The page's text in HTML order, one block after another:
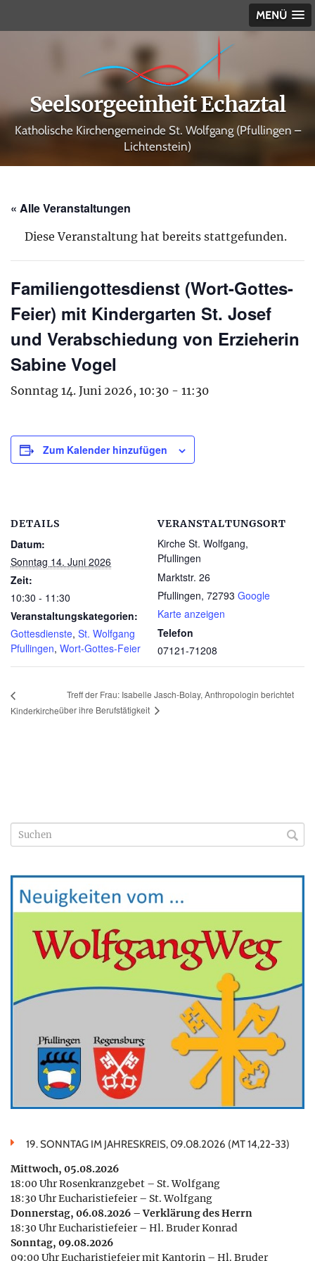
MENÜ
Seelsorgeeinheit Echaztal
Katholische Kirchengemeinde St. Wolfgang (Pfullingen –
Lichtenstein)
« Alle Veranstaltungen
Diese Veranstaltung hat bereits stattgefunden.
Familiengottesdienst (Wort-Gottes-
Feier) mit Kindergarten St. Josef
und Verabschiedung von Erzieherin
Sabine Vogel
Sonntag 14. Juni 2026, 10:30 - 11:30
Zum Kalender hinzufügen
DETAILS
Datum:
Sonntag 14. Juni 2026
Zeit:
10:30 - 11:30
Veranstaltungskategorien:
Gottesdienste, St. Wolfgang
Pfullingen, Wort-Gottes-Feier
VERANSTALTUNGSORT
Kirche St. Wolfgang,
Pfullingen
Marktstr. 26
Pfullingen, 72793 Google
Karte anzeigen
Telefon
07121-71208
Kinderkirche
Treff der Frau: Isabelle Jasch-Bolay, Anthropologin berichtet
über ihre Berufstätigkeit
19. SONNTAG IM JAHRESKREIS, 09.08.2026 (MT 14,22-33)
Mittwoch, 05.08.2026
18:00 Uhr Rosenkranzgebet – St. Wolfgang
18:30 Uhr Eucharistiefeier – St. Wolfgang
Donnerstag, 06.08.2026 – Verklärung des Herrn
18:30 Uhr Eucharistiefeier – Hl. Bruder Konrad
Sonntag, 09.08.2026
09:00 Uhr Eucharistiefeier mit Kantorin – Hl. Bruder